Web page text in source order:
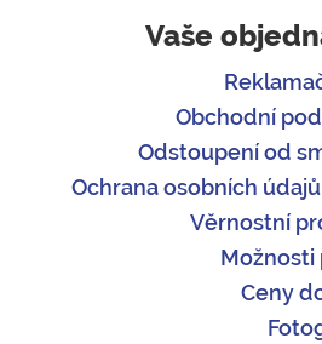
Vaše
Obchodní
Odstoupení od
Ochrana osobních údajů
Věrnostní
Možnosti
Ceny